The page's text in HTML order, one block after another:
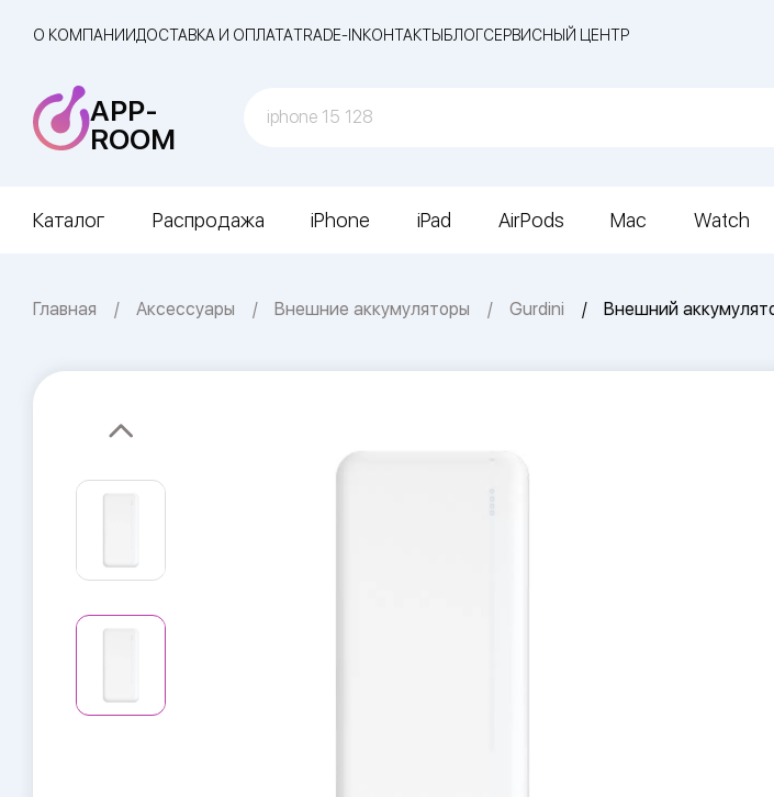
О КОМПАНИИДОСТАВКА И ОПЛАТАTRADE-INКОНТАКТЫБЛОГСЕРВИСНЫЙ ЦЕНТР
APP-
ROOM
Каталог Распродажа iPhone iPad AirPods Mac Watch
Главная Аксессуары Внешние аккумуляторы Gurdini Внешний